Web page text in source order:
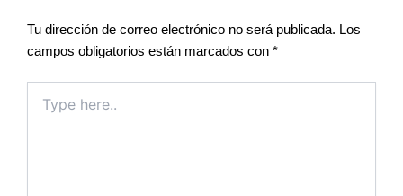
Tu dirección de correo electrónico no será publicada. Los
campos obligatorios están marcados con *
here..